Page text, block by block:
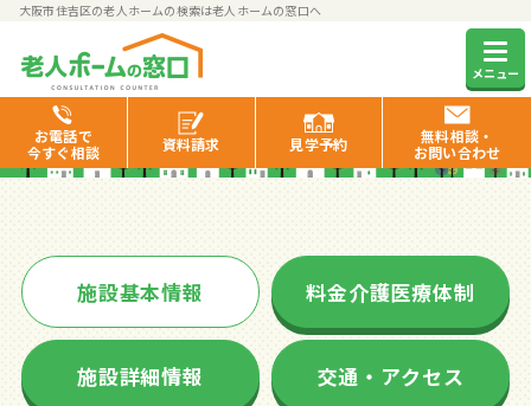
大阪市住吉区の老人ホームの検索は老人ホームの窓口へ
メニュー
お電話で
今すぐ相談
資料請求 見学予約
無料相談・
お問い合わせ
いきいき倶楽部館長居
施設基本情報 料金介護医療体制
施設詳細情報 交通・アクセス